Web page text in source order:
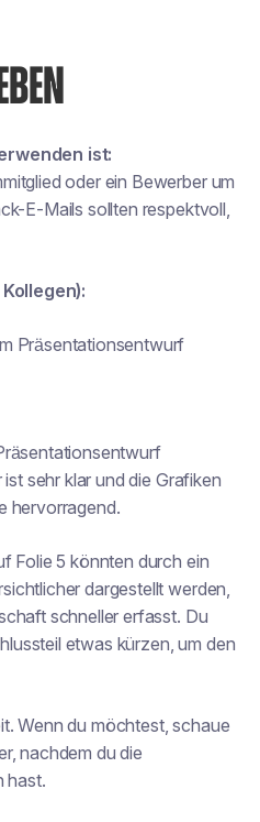
ist:
oder ein Bewerber um
E-Mails sollten respektvoll,
Präsentationsentwurf
sehr klar und die Grafiken
hervorragend.
Folie 5 könnten durch ein
dargestellt werden,
schneller erfasst. Du
etwas kürzen, um den
Wenn du möchtest, schaue
nachdem du die
hast.